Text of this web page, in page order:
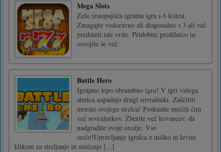
Mega Slots
Zelo izstopajoča igralna igra s 6 kolesi.
Zmagajte vodoravno ali diagonalno s 3 ali več
predmeti iste vrste. Pridobite predilnico in
osvojite še več.
Battle Hero
Igrajmo lepo obrambno igro! V igri vašega
strelca napadajo drugi sovražniki. Zaščititi
morate svojega strelca! Poskusite uničiti čim
več sovražnikov. Zberite več kovancev, da
nadgradite svoje orožje. Vso
srečo!Upravljanje igralca z miško in levim
klikom za streljanje in uničenje [...]